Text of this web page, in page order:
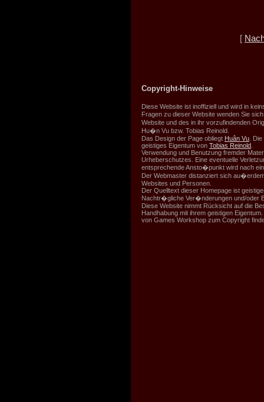
[
Copyright-Hinweise
Diese Website ist inoffiziell und wird in
Fragen zu dieser Website wenden Sie
Website und des in ihr vorzufindenden
Hu�n Vu bzw. Tobias Reinold.
Das Design der Page obliegt Huân Vu.
geistiges Eigentum von Tobias Reinold.
Verwendung und Benutzung fremder
Urheberschutzes. Eine eventuelle
entsprechende Ansto�punkt wird nach
Der Webmaster distanziert sich
Websites und Personen.
Der Quelltext dieser Homepage ist
Nachtr�gliche Ver�nderungen und/oder
Diese Website nimmt Rücksicht auf die
Handhabung mit ihrem geistigen
von Games Workshop zum Copyright